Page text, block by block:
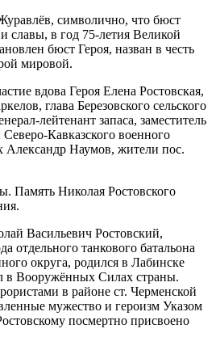
символично, что бюст
славы, в год 75-летия Великой
бюст Героя, назван в честь
мировой.
вдова Героя Елена Ростовская,
глава Березовского сельского
лейтенант запаса, заместитель
Кавказского военного
Александр Наумов, жители пос.
Память Николая Ростовского
Васильевич Ростовский,
отдельного танкового батальона
округа, родился в Лабинске
в Вооружённых Силах страны.
в районе ст. Черменской
мужество и героизм Указом
посмертно присвоено